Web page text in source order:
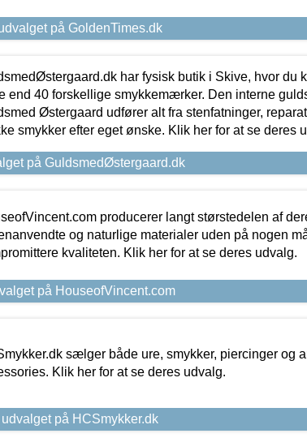
på GoldenTimes.dk
har fysisk butik i Skive, hvor du
end 40 forskellige smykkemærker. Den interne
Østergaard udfører alt fra stenfatninger,
smykker efter eget ønske. Klik her for at se deres
på GuldsmedØstergaard.dk
producerer langt størstedelen af
og naturlige materialer uden på nogen
kvaliteten. Klik her for at se deres udvalg.
på HouseofVincent.com
sælger både ure, smykker, piercinger og
Klik her for at se deres udvalg.
på HCSmykker.dk